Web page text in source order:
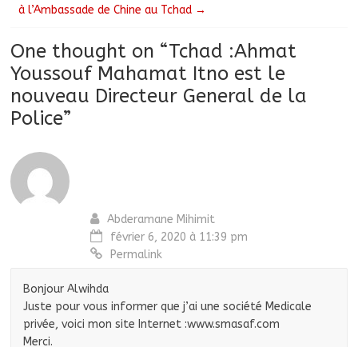
à l’Ambassade de Chine au Tchad →
One thought on “Tchad :Ahmat
Youssouf Mahamat Itno est le
nouveau Directeur General de la
Police”
Abderamane Mihimit
février 6, 2020 à 11:39 pm
Permalink
Bonjour Alwihda
Juste pour vous informer que j’ai une société Medicale
privée, voici mon site Internet :www.smasaf.com
Merci.